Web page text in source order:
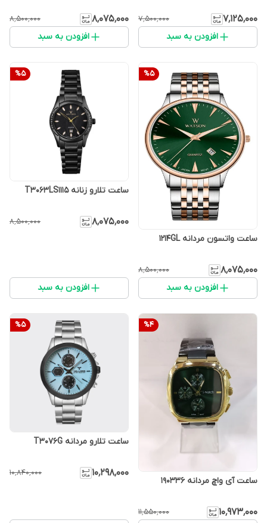
۷٬۱۲۵٬۰۰۰ ۷٬۵۰۰٬۰۰۰
افزودن به سبد
۸٬۰۷۵٬۰۰۰ ۸٬۵۰۰٬۰۰۰
افزودن به سبد
%5
ساعت واتسون مردانه 1214GL
۸٬۰۷۵٬۰۰۰ ۸٬۵۰۰٬۰۰۰
افزودن به سبد
%5
ساعت تلارو زنانه T3063LS1115
۸٬۰۷۵٬۰۰۰ ۸٬۵۰۰٬۰۰۰
افزودن به سبد
%4
ساعت آی واچ مردانه 190336
۱۰٬۹۷۳٬۰۰۰ ۱۱٬۵۵۰٬۰۰۰
%5
ساعت تلارو مردانه T3076G
۱۰٬۲۹۸٬۰۰۰ ۱۰٬۸۴۰٬۰۰۰